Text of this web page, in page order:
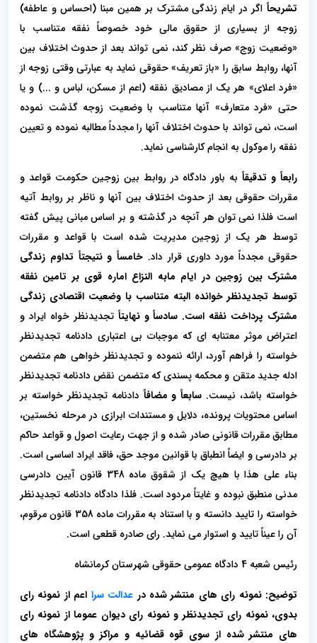
تشریحاً اگر در ایام زندگی مشترک بر همین مبنا (احساس و عاطفه)
زوجه از بسیاری از حقوق مالی خود خصوصاً نفقه متناسب با
«وضعیت زوج» صرف نظر کند، نمی تواند بعد از حدوث اختلاف بین
آنها، روابط سابق را «باز تعریف» حقوقی نماید به عبارتی وقتی زوجه از
«فرد اعلای» هر یک از مصادیق نفقه (اعم از مسکن، لباس و ...) و یا
حتی «فرد متعارف» آنها متناسب با وضعیت زوجه گذشت نموده
است، نمی تواند با حدوث اختلاف آنها را مجدداً مطالبه نموده و تعیین
نفقه را موکول به انجام کارشناسی نماید.
رابعاً و تدقیقاًبه باور دادگاه در روابط بین زوجین حکومت قواعد و
مقررات حقوقی بعد از حدوث اختلاف بین آنها و ناظر بر روابط آتیه
است فلذا نمی توان هر آنچه در گذشته و بر اساس مبانی پیش گفته
توسط هر یک از زوجین مدیریت شده است با قواعد و مقررات
حقوقی مجدداً مورد داوری قرار داد. خامساً و نتیجتاً تداوم زندگی
مشترک بین زوجین در ایام مابه النزاع اماره قوی بر تامین نفقه
توسط تجدیدنظر خوانده البته متناسب با وضعیت اقتصادی زندگی
مشترک پرداخت نفقه است. سادساً و نهایتاً تجدیدنظر خواه ایراد و
اعتراض موثر معتنابه ای که موجبات بی اعتباری دادنامه تجدیدنظر
خواسته را فراهم آورد، ارائه ننموده و تجدیدنظر خواهی هم متضمن
ادله جدید متقن و محکمه پسندی که متضمن نقض دادنامه تجدیدنظر
خواسته باشد، نیست. سابعاً و مضافاً دادنامه تجدیدنظر خواسته بر
اساس محتویات پرونده، دلایل و مستندات ابرازی در مرحله نخستین،
مطابق مقررات قانونی صادر شده و از جهت رعایت اصول و قواعد حاکم
بر دادرسی و ایضاً انطباق با قوانین موجد حق، فاقد ایراد اساسی است.
بناء علی هذا با هیچ یک از شقوق ماده 348 قانون آیین دادرسی
مدنی منطبق نبوده و غایتاً مردود است. فلذا دادگاه دادنامه تجدیدنظر
خواسته را تایید دانسته و با استناد به مقررات ماده 358 قانون مرقوم،
آن را عیناً تایید و استوار می نماید. رای صادره قطعی است.
رئیس شعبه 4 دادگاه عمومی حقوقی شهرستان کرمانشاه
توضیح: نمونه رای های منتشر شده در عدالت سرا اعم از نمونه رای
بدوی، نمونه رای تجدیدنظر و نمونه رای دیوان عموما از نمونه رای
های منتشر شده از سوی قوه قضائیه و مراکز و پژوهشگاه های